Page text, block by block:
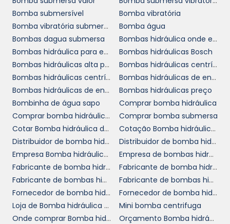
eficiência e qualidade para suas operações. A
bomba sapo 220 V
é a solução ideal para
desaguar e bombear líquidos em diversas
aplicações. Solicite um orçamento agora
mesmo e descubra as condições especiais
que temos para atender seu negócio. Nossa
equipe está pronta para oferecer o suporte
necessário e ajudar você a escolher o modelo
mais adequado para suas necessidades.
Entre em contato e aproveite as vantagens
de adquirir um equipamento que alavanca a
produtividade do seu negócio. Ao optar pela
bomba sapo 220 V
, você estará investindo
em qualidade, eficiência e durabilidade.
Estamos ansiosos para atender você e sua
empresa!
Bomba submersível
Bomba vibratória
Bomba vibratória submersa
Bomba água
Bombas dagua submersa
Bombas hidráulica onde encontrar
Bombas hidráulica para empilhadeira
Bombas hidráulicas Bosch
Bombas hidráulicas alta pressão
Bombas hidráulicas centrífugas
Bombas hidráulicas centrífugas comprar
Bombas hidráulicas de engrenagens comprar
Bombas hidráulicas de engrenagens em SP
Bombas hidráulicas preço
Bombinha de água sapo
Comprar bomba hidráulica
Comprar bomba hidráulica em SP
Comprar bomba submersa
Cotar Bomba hidráulica de pistão
Cotação Bomba hidráulica de pistão
Distribuidor de bomba hidráulica axial
Distribuidor de bomba hidráulica hidrodinâmica
Empresa Bomba hidráulica de pistão
Empresa de bombas hidráulica para empilhadeira SP
Fabricante de bomba hidráulica
Fabricante de bomba hidráulica Rexroth
Fabricante de bombas hidráulicas alta pressão
Fabricante de bombas hidráulicas bosch
Fornecedor de bomba hidráulica
Fornecedor de bomba hidráulica trator
Loja de Bomba hidráulica de pistão
Mini bomba centrifuga
Onde comprar Bomba hidráulica de pistão
Orçamento Bomba hidráulica de pistão